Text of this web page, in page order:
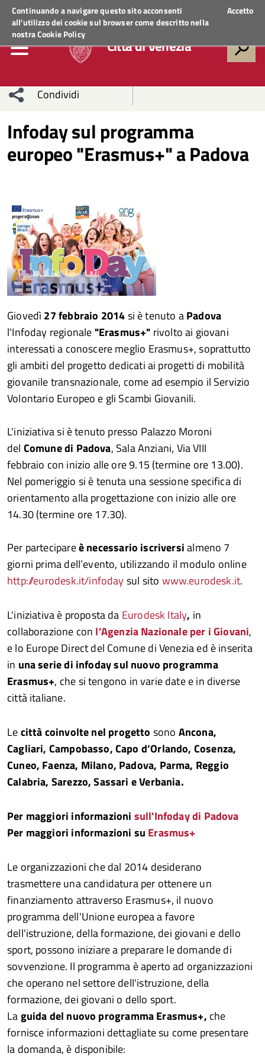
Continuando a navigare questo sito acconsenti
all'utilizzo dei cookie sul browser come descritto nella
nostraCookie Policy
Accetto
Regione VenetoACCEDI AI SERVIZI
Città di Venezia
Condividi
sui social
Condividi
Condividi
su
Condividi
Twitter
su
Facebook
Condividi
su
Whatsapp
Infoday sul programma
europeo "Erasmus+" a Padova
Giovedì27 febbraio 2014si è tenuto aPadova
l'Infoday regionale "Erasmus+" rivolto ai giovani
interessati a conoscere meglio Erasmus+, soprattutto
gli ambiti del progetto dedicati ai progetti di mobilità
giovanile transnazionale, come ad esempio il Servizio
Volontario Europeo e gli Scambi Giovanili.
L'iniziativa si è tenuto presso Palazzo Moroni
del Comune di Padova, Sala Anziani, Via VIII
febbraio con inizio alle ore 9.15 (termine ore 13.00).
Nel pomeriggio si è tenuta una sessione specifica di
orientamento alla progettazione con inizio alle ore
14.30 (termine ore 17.30).
Per partecipareè necessario iscriversialmeno 7
giorni prima dell’evento, utilizzando il modulo online
http://eurodesk.it/infodaysul sito www.eurodesk.it.
L'iniziativa è proposta da Eurodesk Italy, in
collaborazione con l’Agenzia Nazionale per i Giovani,
e lo Europe Direct del Comune di Venezia ed è inserita
in una seriedi infoday sul nuovo programma
Erasmus+, che si tengono in varie date e in diverse
città italiane.
Lecittà coinvolte nel progetto sono Ancona,
Cagliari, Campobasso, Capo d’Orlando, Cosenza,
Cuneo, Faenza, Milano, Padova, Parma, Reggio
Calabria, Sarezzo, Sassari e Verbania.
Per maggiori informazioni sull'Infoday di Padova
Per maggiori informazioni su Erasmus+
Le organizzazioni che dal 2014 desiderano
trasmettere una candidatura per ottenere un
finanziamento attraverso Erasmus+, il nuovo
programma dell'Unione europea a favore
dell'istruzione, della formazione, dei giovani e dello
sport, possono iniziare a preparare le domande di
sovvenzione. Il programma è aperto ad organizzazioni
che operano nel settore dell'istruzione, della
formazione, dei giovani o dello sport.
Laguida del nuovo programma Erasmus+, che
fornisce informazioni dettagliate su come presentare
la domanda, è disponibile: